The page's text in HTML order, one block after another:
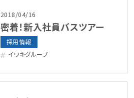
2018/04/16
密着！新入社員バスツアー
採用情報
イワキグループ